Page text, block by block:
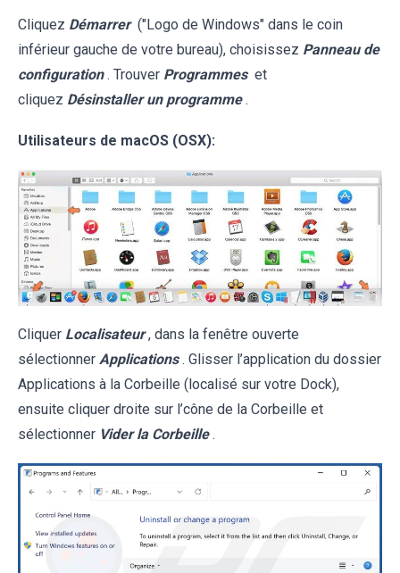
Cliquez Démarrer ("Logo de Windows" dans le coin
inférieur gauche de votre bureau), choisissez Panneau de
configuration . Trouver Programmes et
cliquez Désinstaller un programme .
Utilisateurs de macOS (OSX):
Cliquer Localisateur , dans la fenêtre ouverte
sélectionner Applications . Glisser l’application du dossier
Applications à la Corbeille (localisé sur votre Dock),
ensuite cliquer droite sur l’cône de la Corbeille et
sélectionner Vider la Corbeille .